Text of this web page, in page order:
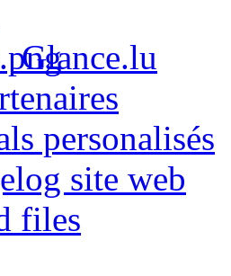
Glance.lu
personalisés
site web
files